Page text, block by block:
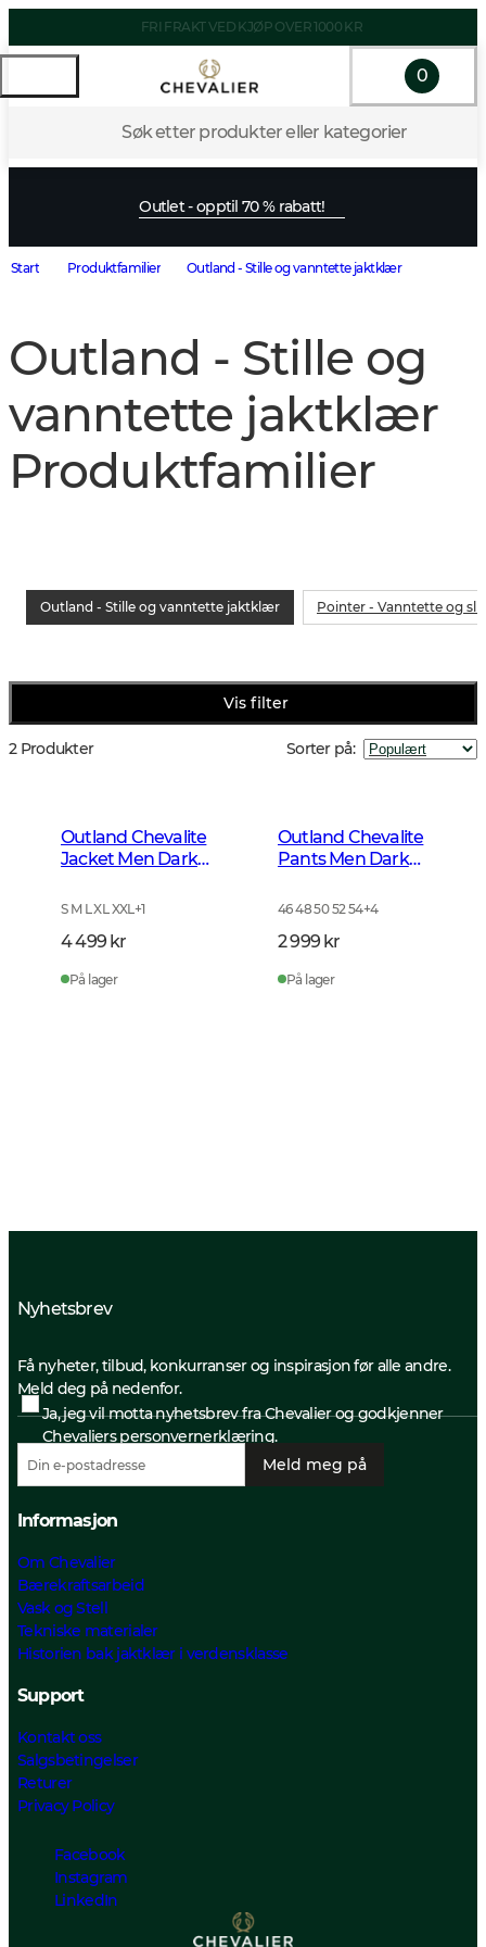
FRI FRAKT VED KJØP OVER 1000 KR
Søk etter produkter eller kategorier
0
Outlet - opptil 70 % rabatt!
Start Produktfamilier Outland - Stille og vanntette jaktklær
Outland - Stille og
vanntette jaktklær
Produktfamilier
Outland - Stille og vanntette jaktklær Pointer - Vanntette og
Vis filter
2 Produkter Sorter på:
Outland Chevalite
Jacket Men Dark
S M L XL XXL+1
4 499 kr
På lager
Outland Chevalite
Pants Men Dark
46 48 50 52 54+4
2 999 kr
På lager
Nyhetsbrev
Få nyheter, tilbud, konkurranser og inspirasjon før alle andre.
Meld deg på nedenfor.
Ja, jeg vil motta nyhetsbrev fra Chevalier og godkjenner
Chevaliers personvernerklæring.
Meld meg på
Informasjon
Om Chevalier
Bærekraftsarbeid
Vask og Stell
Tekniske materialer
Historien bak jaktklær i verdensklasse
Support
Kontakt oss
Salgsbetingelser
Returer
Privacy Policy
Facebook
Instagram
LinkedIn